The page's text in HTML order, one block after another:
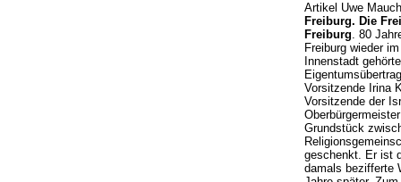
Artikel Uwe
Freiburg. Die
Freiburg. 80
Freiburg wieder
Innenstadt
Vorsitzende Irina
Vorsitzende der
Grundstück
geschenkt. Er ist
damals bezifferte